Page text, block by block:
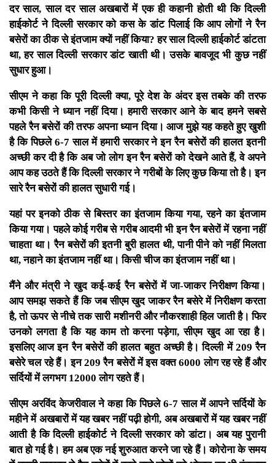
दर साल, साल दर साल अखबारों में एक ही कहानी होती थी कि दिल्ली
हाईकोर्ट ने दिल्ली सरकार को कस के डांट पिलाई कि आप लोगों ने रैन
बसेरों का ठीक से इंतजाम क्यों नहीं किया? हर साल दिल्ली हाईकोर्ट डांटता
था, हर साल दिल्ली सरकार डांट खाती थी। उसके बावजूद भी कुछ नहीं
सुधार हुआ।
सीएम ने कहा कि पूरी दिल्ली क्या, पूरे देश के अंदर इस तबके की तरफ
कभी किसी ने ध्यान नहीं दिया। हमारी सरकार आने के बाद हमने सबसे
पहले रैन बसेरों की तरफ अपना ध्यान दिया। आज मुझे यह कहते हुए खुशी
है कि पिछले 6-7 साल में हमारी सरकार ने इन रैन बसेरों की हालत इतनी
अच्छी कर दी है कि अब जो लोग इन रैन बसेरों को देखने आते हैं, वे अपने
आप कह उठते हैं कि दिल्ली सरकार ने गरीबों के लिए कुछ किया तो है। इन
सारे रैन बसेरों की हालत सुधारी गई।
यहां पर इनको ठीक से बिस्तर का इंतजाम किया गया, रहने का इंतजाम
किया गया। पहले कोई गरीब से गरीब आदमी भी इन रैन बसेरों में रहना नहीं
चाहता था। रैन बसेरों की इतनी बुरी हालत थी, पानी पीने को नहीं मिलता
था, नहाने का इंतजाम नहीं था। किसी चीज का इंतजाम नहीं था।
मैंने और मंत्री ने खुद कई-कई रैन बसेरों में जा-जाकर निरीक्षण किया।
आप समझ सकते हैं कि जब सीएम खुद जाकर रैन बसेरे में निरीक्षण करता
है, तो ऊपर से नीचे तक सारी मशीनरी और नौकरशाही हिल जाती है। फिर
उनको लगता है कि यह काम तो करना पड़ेगा, सीएम खुद आ रहा है।
इसलिए आज इन रैन बसेरों की हालत बहुत अच्छी है। दिल्ली में 209 रैन
बसेरे चल रहे हैं। इन 209 रैन बसेरों में इस वक्त 6000 लोग रह रहे हैं और
सर्दियों में लगभग 12000 लोग रहते हैं।
सीएम अरविंद केजरीवाल ने कहा कि पिछले 6-7 साल में आपने सर्दियों के
महीने में अखबारों में यह खबर नहीं पढ़ी होगी, अब अखबारों में यह खबर नहीं
आती है कि दिल्ली हाईकोर्ट ने दिल्ली सरकार को डांटा। अब यह पुरानी
बात हो गई है। हम अब एक नई शुरुआत करने जा रहे हैं। कोरोना के समय